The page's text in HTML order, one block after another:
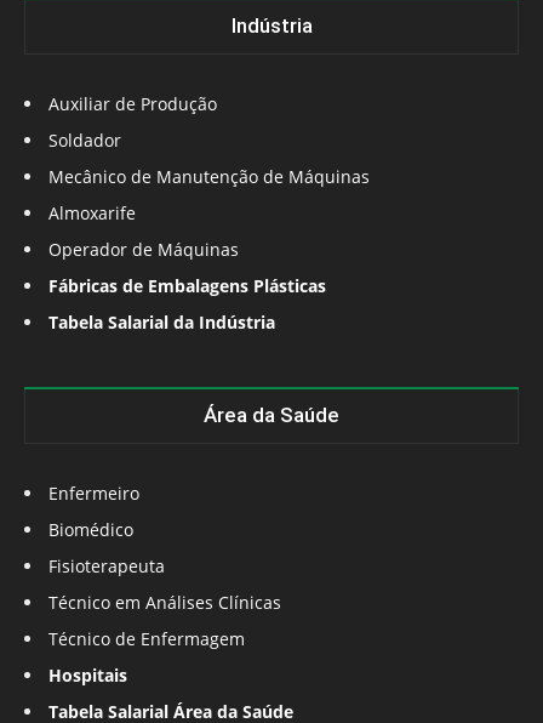
Indústria
Auxiliar de Produção
Soldador
Mecânico de Manutenção de Máquinas
Almoxarife
Operador de Máquinas
Fábricas de Embalagens Plásticas
Tabela Salarial da Indústria
Área da Saúde
Enfermeiro
Biomédico
Fisioterapeuta
Técnico em Análises Clínicas
Técnico de Enfermagem
Hospitais
Tabela Salarial Área da Saúde